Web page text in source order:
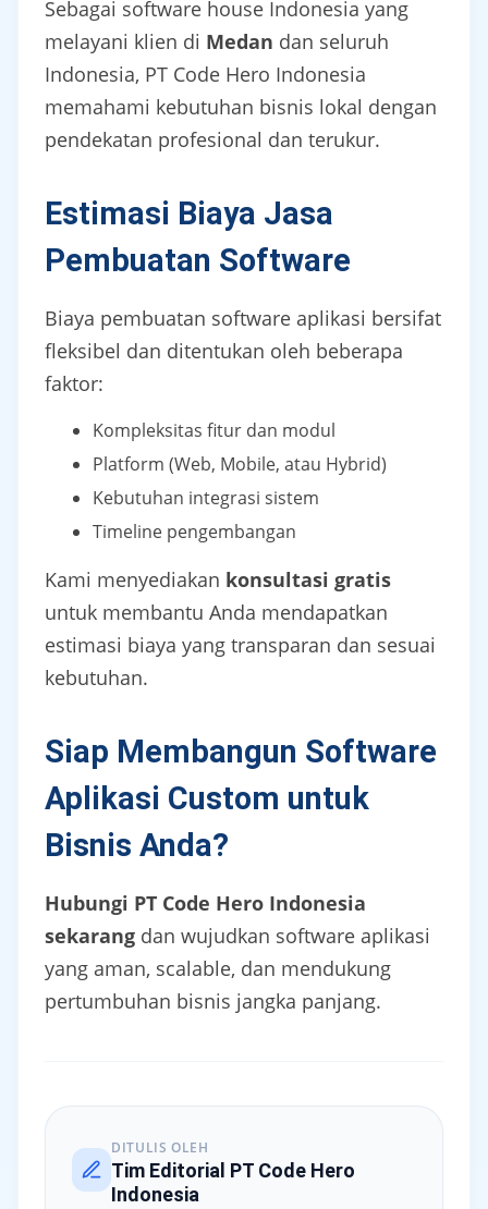
Sebagai software house Indonesia yang
melayani klien di Medan dan seluruh
Indonesia, PT Code Hero Indonesia
memahami kebutuhan bisnis lokal dengan
pendekatan profesional dan terukur.
Estimasi Biaya Jasa
Pembuatan Software
Biaya pembuatan software aplikasi bersifat
fleksibel dan ditentukan oleh beberapa
faktor:
Kompleksitas fitur dan modul
Platform (Web, Mobile, atau Hybrid)
Kebutuhan integrasi sistem
Timeline pengembangan
Kami menyediakan konsultasi gratis
untuk membantu Anda mendapatkan
estimasi biaya yang transparan dan sesuai
kebutuhan.
Siap Membangun Software
Aplikasi Custom untuk
Bisnis Anda?
Hubungi PT Code Hero Indonesia
sekarang dan wujudkan software aplikasi
yang aman, scalable, dan mendukung
pertumbuhan bisnis jangka panjang.
DITULIS OLEH
Tim Editorial PT Code Hero
Indonesia